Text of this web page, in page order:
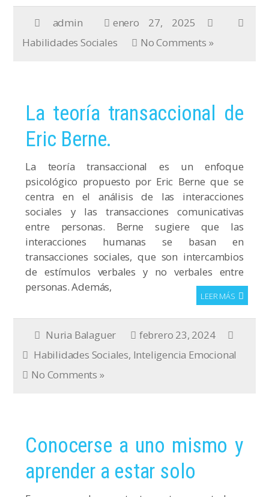
admin
enero 27, 2025
Habilidades Sociales
No Comments »
La teoría transaccional de
Eric Berne.
La teoría transaccional es un enfoque
psicológico propuesto por Eric Berne que se
centra en el análisis de las interacciones
sociales y las transacciones comunicativas
entre personas. Berne sugiere que las
interacciones humanas se basan en
transacciones sociales, que son intercambios
de estímulos verbales y no verbales entre
personas. Además,
LEER MÁS
Nuria Balaguer
febrero 23, 2024
Habilidades Sociales, Inteligencia Emocional
No Comments »
Conocerse a uno mismo y
aprender a estar solo